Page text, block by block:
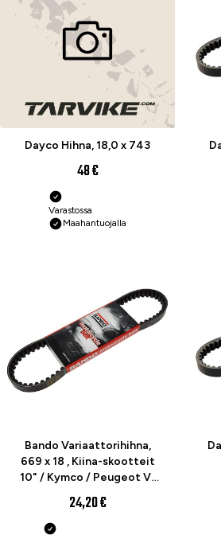
Dayco Hihna, 18,0 x 743
48 €
Varastossa
Maahantuojalla
Bando Variaattorihihna,
669 x 18 , Kiina-skootteit
10" / Kymco / Peugeot V-
24,20 €